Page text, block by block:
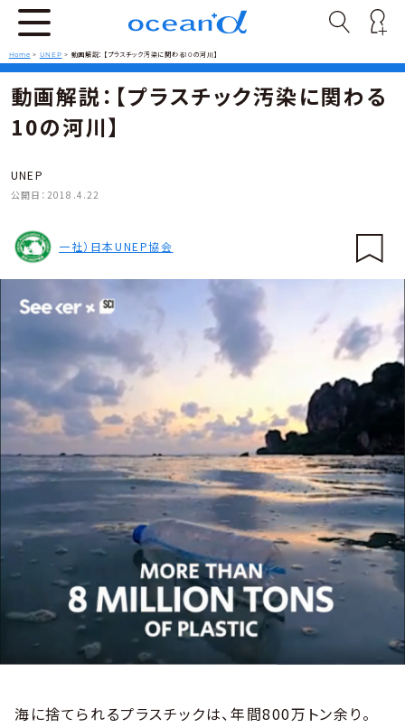
Home > UNEP > 動画解説：【プラスチック汚染に関わる10の河川】
動画解説：【プラスチック汚染に関わる
10の河川】
UNEP
公開日： 2018.4.22
一社）日本UNEP協会
海に捨てられるプラスチックは、年間800万トン余り。